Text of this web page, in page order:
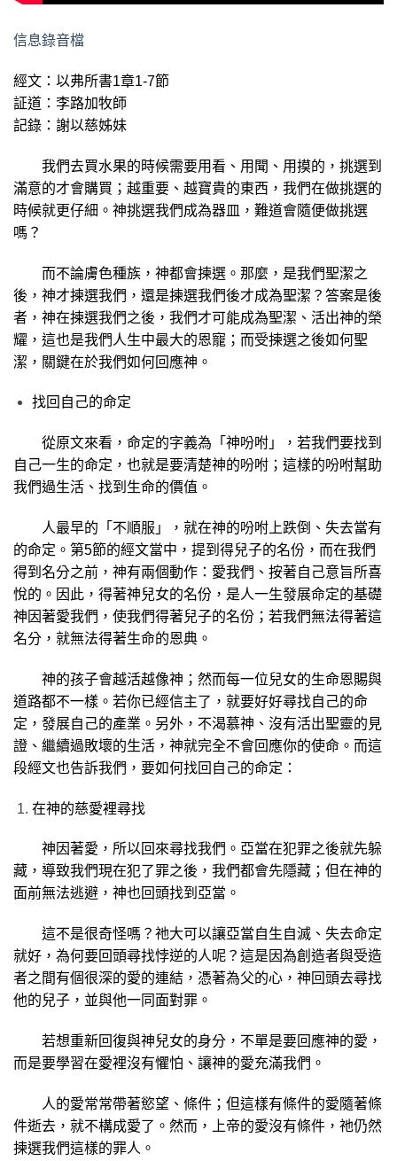
信息錄音檔
經文：以弗所書1章1-7節
証道：李路加牧師
記錄：謝以慈姊妹
我們去買水果的時候需要用看、用聞、用摸的，挑選到
滿意的才會購買；越重要、越寶貴的東西，我們在做挑選的
時候就更仔細。神挑選我們成為器皿，難道會隨便做挑選
嗎？
而不論膚色種族，神都會揀選。那麼，是我們聖潔之
後，神才揀選我們，還是揀選我們後才成為聖潔？答案是後
者，神在揀選我們之後，我們才可能成為聖潔、活出神的榮
耀，這也是我們人生中最大的恩寵；而受揀選之後如何聖
潔，關鍵在於我們如何回應神。
找回自己的命定
從原文來看，命定的字義為「神吩咐」，若我們要找到
自己一生的命定，也就是要清楚神的吩咐；這樣的吩咐幫助
我們過生活、找到生命的價值。
人最早的「不順服」，就在神的吩咐上跌倒、失去當有
的命定。第5節的經文當中，提到得兒子的名份，而在我們
得到名分之前，神有兩個動作：愛我們、按著自己意旨所喜
悅的。因此，得著神兒女的名份，是人一生發展命定的基礎
神因著愛我們，使我們得著兒子的名份；若我們無法得著這
名分，就無法得著生命的恩典。
神的孩子會越活越像神；然而每一位兒女的生命恩賜與
道路都不一樣。若你已經信主了，就要好好尋找自己的命
定，發展自己的產業。另外，不渴慕神、沒有活出聖靈的見
證、繼續過敗壞的生活，神就完全不會回應你的使命。而這
段經文也告訴我們，要如何找回自己的命定：
在神的慈愛裡尋找
神因著愛，所以回來尋找我們。亞當在犯罪之後就先躲
藏，導致我們現在犯了罪之後，我們都會先隱藏；但在神的
面前無法逃避，神也回頭找到亞當。
這不是很奇怪嗎？祂大可以讓亞當自生自滅、失去命定
就好，為何要回頭尋找悖逆的人呢？這是因為創造者與受造
者之間有個很深的愛的連結，憑著為父的心，神回頭去尋找
他的兒子，並與他一同面對罪。
若想重新回復與神兒女的身分，不單是要回應神的愛，
而是要學習在愛裡沒有懼怕、讓神的愛充滿我們。
人的愛常常帶著慾望、條件；但這樣有條件的愛隨著條
件逝去，就不構成愛了。然而，上帝的愛沒有條件，祂仍然
揀選我們這樣的罪人。